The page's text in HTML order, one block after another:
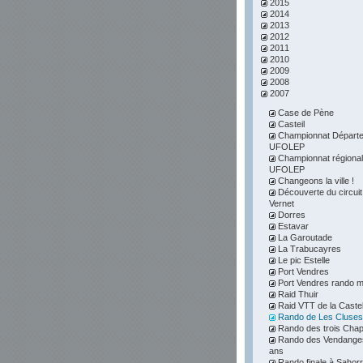
2015
2014
2013
2012
2011
2010
2009
2008
2007
Case de Pène
Casteil
Championnat
UFOLEP
Championnat régional
UFOLEP
Changeons la ville !
Découverte du
Vernet
Dorres
Estavar
La Garoutade
La Trabucayres
Le pic Estelle
Port Vendres
Port Vendres rando
Raid Thuir
Raid VTT de la
Rando de Les Cluses
Rando des trois
Rando des
ans